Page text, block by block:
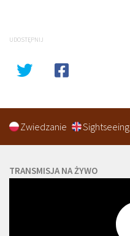
UDOSTĘPNIJ
Zwiedzanie Sightseeing
TRANSMISJA NA ŻYWO